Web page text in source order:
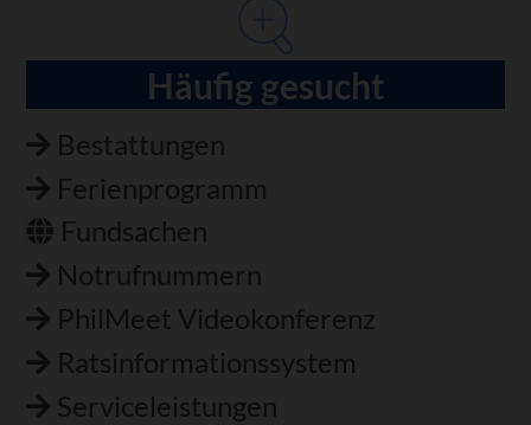
Häufig gesucht
Bestattungen
Ferienprogramm
Fundsachen
Notrufnummern
PhilMeet Videokonferenz
Ratsinformationssystem
Serviceleistungen